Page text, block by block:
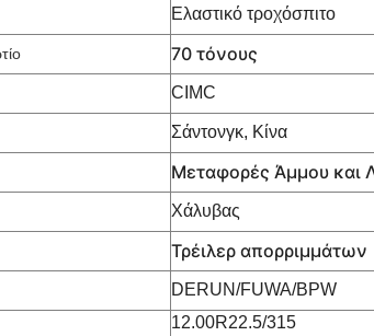
Ελαστικό τροχόσπιτο
70 τόνους
CIMC
Σάντονγκ, Κίνα
Μεταφορές Άμμου και
Χάλυβας
Τρέιλερ απορριμμάτων
DERUN/FUWA/BPW
12.00R22.5/315